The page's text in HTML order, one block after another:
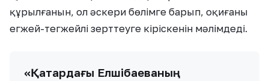
құрылғанын, ол әскери бөлімге барып, оқиғаны
егжей-тегжейлі зерттеуге кіріскенін мәлімдеді.
«Қатардағы Елшібаеваның